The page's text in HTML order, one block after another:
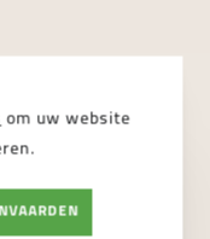
om uw website